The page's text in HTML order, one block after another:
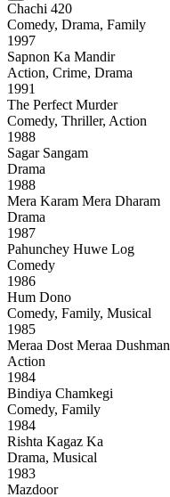
Chachi 420
Comedy, Drama, Family
1997
Sapnon Ka Mandir
Action, Crime, Drama
1991
The Perfect Murder
Comedy, Thriller, Action
1988
Sagar Sangam
Drama
1988
Mera Karam Mera Dharam
Drama
1987
Pahunchey Huwe Log
Comedy
1986
Hum Dono
Comedy, Family, Musical
1985
Meraa Dost Meraa Dushman
Action
1984
Bindiya Chamkegi
Comedy, Family
1984
Rishta Kagaz Ka
Drama, Musical
1983
Mazdoor